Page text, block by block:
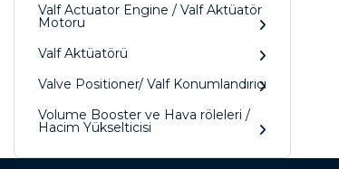
Valf Actuator Engine / Valf Aktüatör
Motoru
Valf Aktüatörü
Valve Positioner/ Valf Konumlandırıcı
Volume Booster ve Hava röleleri /
Hacim Yükselticisi